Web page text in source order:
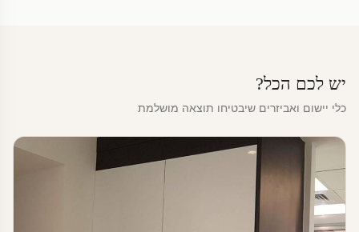
יש לכם הכל?
כלי יישום ואביזרים שיבטיחו תוצאה מושלמת